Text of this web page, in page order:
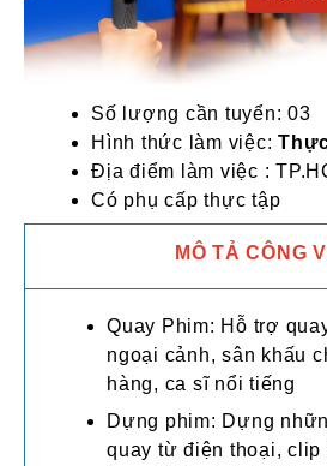
Số lượng cần tuyển: 03
Hình thức làm việc:
Địa điểm làm việc :
Có phụ cấp thực tập
MÔ TẢ CÔNG
Quay Phim: Hỗ trợ
ngoại cảnh, sân khấu
hàng, ca sĩ nổi tiếng
Dựng phim: Dựng
quay từ điện thoại,